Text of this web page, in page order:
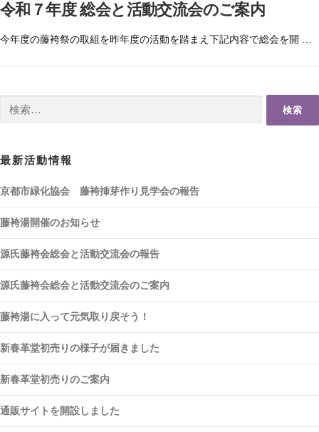
令和７年度 総会と活動交流会のご案内
今年度の藤袴祭の取組を昨年度の活動を踏まえ下記内容で総会を開 …
最新活動情報
京都市緑化協会 藤袴挿芽作り見学会の報告
藤袴湯開催のお知らせ
源氏藤袴会総会と活動交流会の報告
源氏藤袴会総会と活動交流会のご案内
藤袴湯に入って元気取り戻そう！
新春革堂初売りの様子が届きました
新春革堂初売りのご案内
通販サイトを開設しました